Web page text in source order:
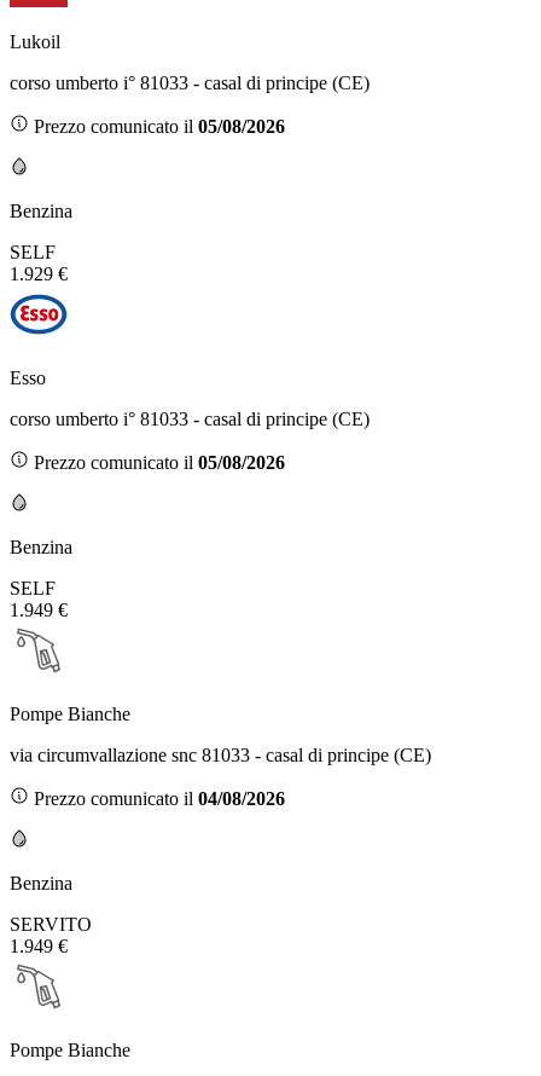
Lukoil
corso umberto i° 81033 - casal di principe (CE)
Prezzo comunicato il 05/08/2026
Benzina
SELF
1.929 €
Esso
corso umberto i° 81033 - casal di principe (CE)
Prezzo comunicato il 05/08/2026
Benzina
SELF
1.949 €
Pompe Bianche
via circumvallazione snc 81033 - casal di principe (CE)
Prezzo comunicato il 04/08/2026
Benzina
SERVITO
1.949 €
Pompe Bianche